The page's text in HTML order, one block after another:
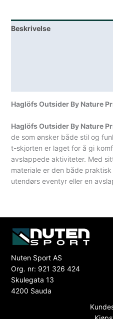
Beskrivelse
Haglöfs Outsider By Nature
Haglöfs Outsider By Nature
de som ønsker både stil og
t-skjorten er laget for å gi
avslappede aktiviteter. Med
materiale er den både
utendørs eventyr eller en
Nuten Sport AS
Org. nr: 921 326 424
Skulegata 13
4200 Sauda